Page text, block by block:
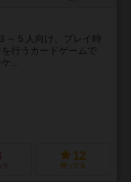
～５人向け、プレイ時
行うカードゲームで
...
12
持ってる